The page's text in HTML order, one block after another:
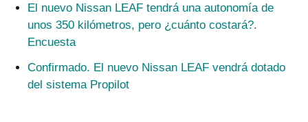
El nuevo Nissan LEAF tendrá una autonomía de
unos 350 kilómetros, pero ¿cuánto costará?.
Encuesta
Confirmado. El nuevo Nissan LEAF vendrá dotado
del sistema Propilot